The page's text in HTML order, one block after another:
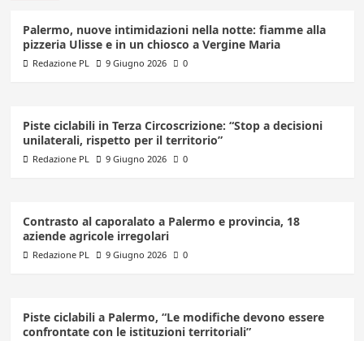
Palermo, nuove intimidazioni nella notte: fiamme alla
pizzeria Ulisse e in un chiosco a Vergine Maria
Redazione PL 9 Giugno 2026 0
Piste ciclabili in Terza Circoscrizione: “Stop a decisioni
unilaterali, rispetto per il territorio”
Redazione PL 9 Giugno 2026 0
Contrasto al caporalato a Palermo e provincia, 18
aziende agricole irregolari
Redazione PL 9 Giugno 2026 0
Piste ciclabili a Palermo, “Le modifiche devono essere
confrontate con le istituzioni territoriali”